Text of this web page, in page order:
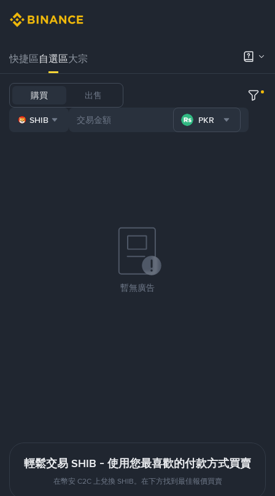
快捷區自選區大宗
購買 出售
SHIB PKR
暫無廣告
輕鬆交易 SHIB - 使用您最喜歡的付款方式買賣
在幣安 C2C 上兌換 SHIB。在下方找到最佳報價買賣